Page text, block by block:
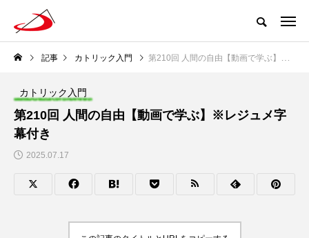
記事 カトリック入門 第210回 人間の自由【動画で学ぶ】※レジュメ字幕付き
カトリック入門
第210回 人間の自由【動画で学ぶ】※レジュメ字
幕付き
2025.07.17